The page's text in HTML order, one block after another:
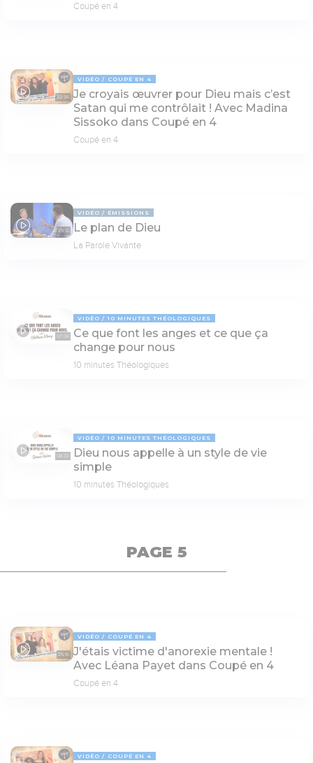
Coupé en 4
32:36
VIDÉO COUPÉ EN 4
Je croyais œuvrer pour Dieu mais c’est
Satan qui me contrôlait ! Avec Madina
Sissoko dans Coupé en 4
Coupé en 4
29:12
VIDÉO ÉMISSIONS
Le plan de Dieu
La Parole Vivante
07:06
VIDÉO 10 MINUTES THÉOLOGIQUES
Ce que font les anges et ce que ça
change pour nous
10 minutes Théologiques
08:33
VIDÉO 10 MINUTES THÉOLOGIQUES
Dieu nous appelle à un style de vie
simple
10 minutes Théologiques
PAGE 5
25:16
VIDÉO COUPÉ EN 4
J'étais victime d'anorexie mentale !
Avec Léana Payet dans Coupé en 4
Coupé en 4
VIDÉO COUPÉ EN 4